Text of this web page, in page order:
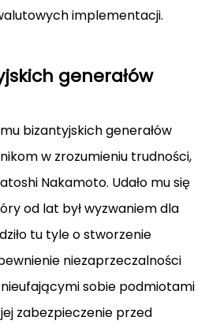
implementacji.
generałów
bizantyjskich generałów
w zrozumieniu trudności,
Nakamoto. Udało mu się
od lat był wyzwaniem dla
tu tyle o stworzenie
niezaprzeczalności
sobie podmiotami
zabezpieczenie przed